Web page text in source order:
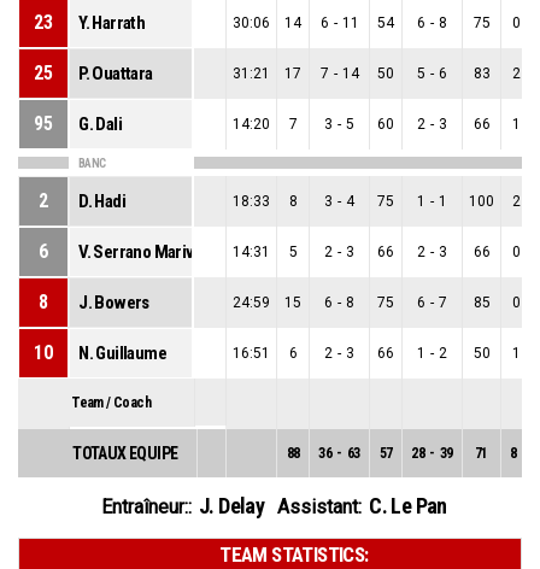
23 Y. Harrath 30:06 14 6 - 11 54 6 - 8 75 0
25 P. Ouattara 31:21 17 7 - 14 50 5 - 6 83 2
95 G. Dali 14:20 7 3 - 5 60 2 - 3 66 1
BANC
2 D. Hadi 18:33 8 3 - 4 75 1 - 1 100 2
6 V. Serrano Marivela 14:31 5 2 - 3 66 2 - 3 66 0
8 J. Bowers 24:59 15 6 - 8 75 6 - 7 85 0
10 N. Guillaume 16:51 6 2 - 3 66 1 - 2 50 1
Team / Coach
TOTAUX EQUIPE 88 36 - 63 57 28 - 39 71 8
Entraîneur:: J. Delay Assistant: C. Le Pan
TEAM STATISTICS: